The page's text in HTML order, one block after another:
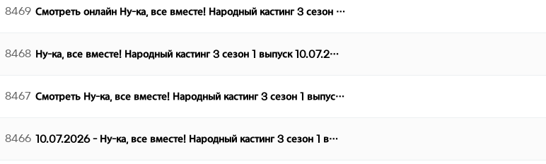
8469 Смотреть онлайн Ну-ка, все вместе! Народный кастинг 3 сезон …
8468 Ну-ка, все вместе! Народный кастинг 3 сезон 1 выпуск 10.07.2…
8467 Смотреть Ну-ка, все вместе! Народный кастинг 3 сезон 1 выпус…
8466 10.07.2026 - Ну-ка, все вместе! Народный кастинг 3 сезон 1 в…